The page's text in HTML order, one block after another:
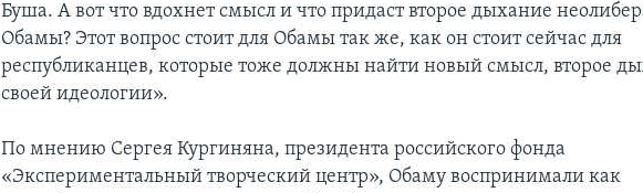
Буша. А вот что вдохнет смысл и что придаст второе дыхание
Обамы? Этот вопрос стоит для Обамы так же, как он стоит сейчас для
республиканцев, которые тоже должны найти новый смысл, второе
своей идеологии».
По мнению Сергея Кургиняна, президента российского фонда
«Экспериментальный творческий центр», Обаму воспринимали как